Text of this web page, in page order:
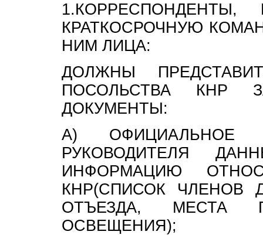
КРАТКОСРОЧНУЮ
НИМ ЛИЦА:
ДОЛЖНЫ
ПОСОЛЬСТВА КНР
ДОКУМЕНТЫ:
А)
РУКОВОДИТЕЛЯ
ИНФОРМАЦИЮ
КНР(СПИСОК ЧЛЕНОВ
ОТЪЕЗДА, МЕСТА
ОСВЕЩЕНИЯ);